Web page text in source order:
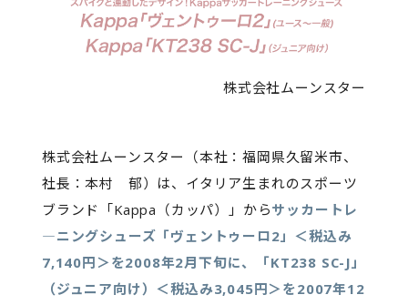
株式会社ムーンスター
株式会社ムーンスター（本社：福岡県久留米市、
社長：本村 郁）は、イタリア生まれのスポーツ
ブランド「Kappa（カッパ）」からサッカートレ
―ニングシューズ「ヴェントゥーロ2」＜税込み
7,140円＞を2008年2月下旬に、「KT238 SC-J」
（ジュニア向け）＜税込み3,045円＞を2007年12